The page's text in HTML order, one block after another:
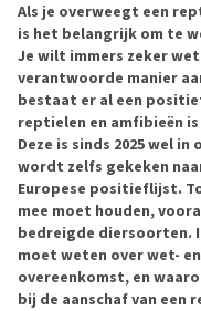
Als je overweegt een
is het belangrijk om te
Je wilt immers zeker
verantwoorde manier
bestaat er al een
reptielen en amfibieën
Deze is sinds 2025 wel
wordt zelfs gekeken
Europese positieflijst.
mee moet houden,
bedreigde diersoorten.
moet weten over wet-
overeenkomst, en
bij de aanschaf van een